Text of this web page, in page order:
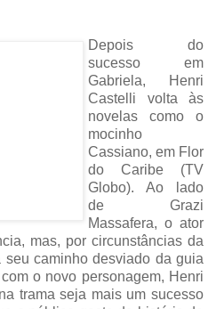
Depois do
sucesso em
Gabriela, Henri
Castelli volta às
novelas como o
mocinho
Cassiano, em Flor
do Caribe (TV
Globo). Ao lado
de Grazi
Massafera, o ator
mas, por circunstâncias da
caminho desviado da guia
o novo personagem, Henri
trama seja mais um sucesso